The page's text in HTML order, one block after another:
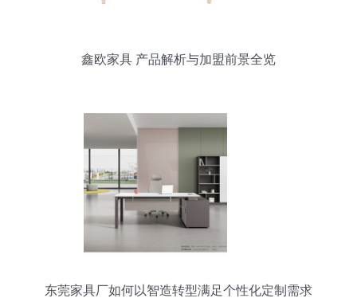
鑫欧家具 产品解析与加盟前景全览
东莞家具厂如何以智造转型满足个性化定制需求